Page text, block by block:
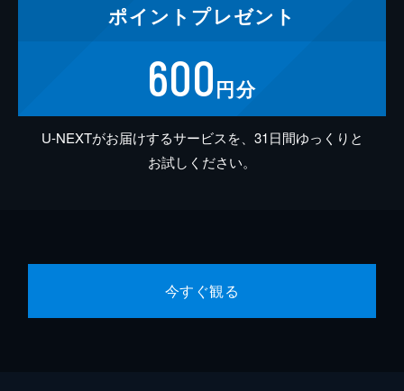
ポイント プレゼント
600円分
U-NEXTがお届けするサービスを、31日間ゆっくりと
お試しください。
今すぐ観る